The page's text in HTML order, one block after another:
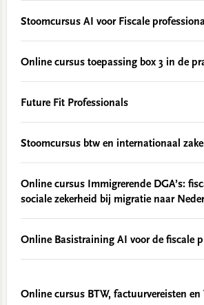
Stoomcursus AI voor Fiscale
Online cursus toepassing box 3 in de
Future Fit Professionals
Stoomcursus btw en internationaal
Online cursus Immigrerende DGA’s:
sociale zekerheid bij migratie naar
Online Basistraining AI voor de fiscale
Online cursus BTW, factuurvereisten en